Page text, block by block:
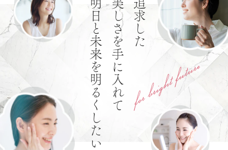
追求した
美しさを手に入れて
明日と未来を明るくしたい